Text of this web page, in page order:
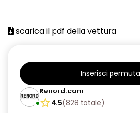
scarica il pdf della vettura
Inserisci permuta
Renord.com
4.5(828 totale)